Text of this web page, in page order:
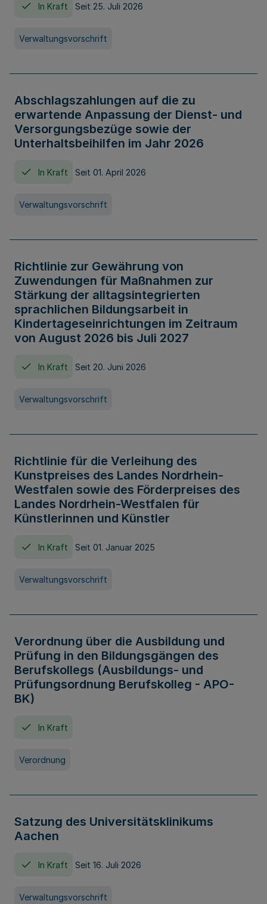
In Kraft Seit 25. Juli 2026
Verwaltungsvorschrift
Abschlagszahlungen auf die zu
erwartende Anpassung der Dienst- und
Versorgungsbezüge sowie der
Unterhaltsbeihilfen im Jahr 2026
In Kraft Seit 01. April 2026
Verwaltungsvorschrift
Richtlinie zur Gewährung von
Zuwendungen für Maßnahmen zur
Stärkung der alltagsintegrierten
sprachlichen Bildungsarbeit in
Kindertageseinrichtungen im Zeitraum
von August 2026 bis Juli 2027
In Kraft Seit 20. Juni 2026
Verwaltungsvorschrift
Richtlinie für die Verleihung des
Kunstpreises des Landes Nordrhein-
Westfalen sowie des Förderpreises des
Landes Nordrhein-Westfalen für
Künstlerinnen und Künstler
In Kraft Seit 01. Januar 2025
Verwaltungsvorschrift
Verordnung über die Ausbildung und
Prüfung in den Bildungsgängen des
Berufskollegs (Ausbildungs- und
Prüfungsordnung Berufskolleg - APO-
BK)
In Kraft
Verordnung
Satzung des Universitätsklinikums
Aachen
In Kraft Seit 16. Juli 2026
Verwaltungsvorschrift